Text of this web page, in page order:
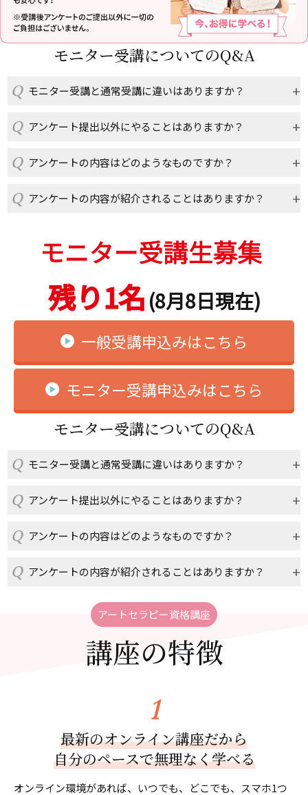
モニター受講についてのQ&A
モニター受講と通常受講に違いはありますか？
アンケート提出以外にやることはありますか？
アンケートの内容はどのようなものですか？
アンケートの内容が紹介されることはありますか？
モニター受講生募集
残り1名 (8月8日現在)
一般受講申込みはこちら
モニター受講申込みはこちら
モニター受講についてのQ&A
モニター受講と通常受講に違いはありますか？
アンケート提出以外にやることはありますか？
アンケートの内容はどのようなものですか？
アンケートの内容が紹介されることはありますか？
アートセラピー資格講座
講座の特徴
最新のオンライン講座だから
自分のペースで無理なく学べる
オンライン環境があれば、いつでも、どこでも、スマホ1つ